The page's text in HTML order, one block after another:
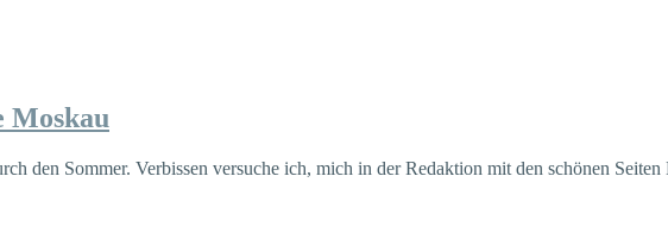
Moskau
den Sommer. Verbissen versuche ich, mich in der Redaktion mit den schönen